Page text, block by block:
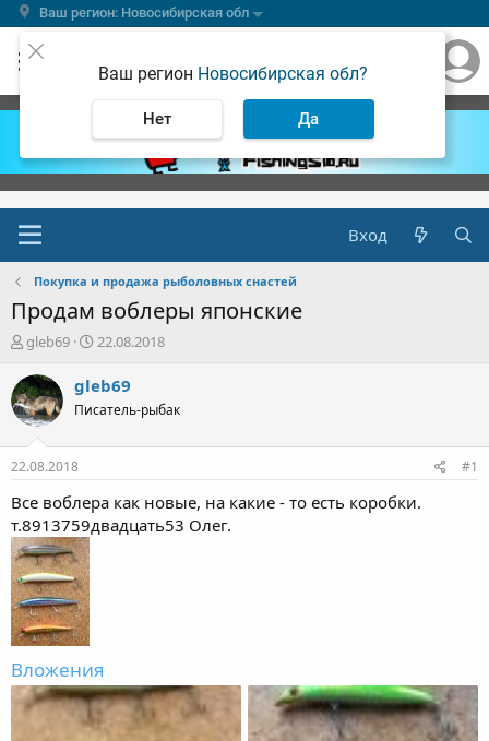
Ваш регион: Новосибирская обл
Ваш регион Новосибирская обл?
Нет Да
Вход
Покупка и продажа рыболовных снастей
Продам воблеры японские
А
т
о
р
е
ы
gleb69
Д
т
н
л
22.08.2018
gleb69
Писатель-рыбак
22.08.2018 #1
Все воблера как новые, на какие - то есть коробки.
т.8913759двадцать53 Олег.
Вложения